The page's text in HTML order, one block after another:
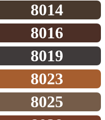
8014
8016
8019
8023
8025